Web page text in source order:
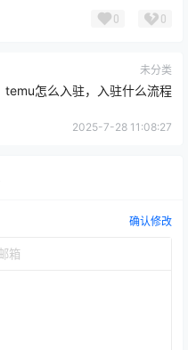
0 0
未分类
temu怎么入驻，入驻什么流程
2025-7-28 11:08:27
确认修改